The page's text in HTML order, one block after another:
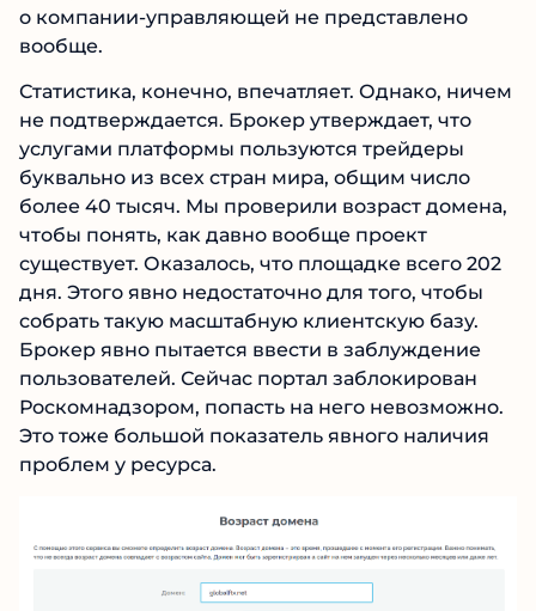
представлено вообще.
Статистика, конечно, впечатляет. Однако,
ничем не подтверждается. Брокер
утверждает, что услугами платформы
пользуются трейдеры буквально из всех стран
мира, общим число более 40 тысяч. Мы
проверили возраст домена, чтобы понять, как
давно вообще проект существует. Оказалось,
что площадке всего 202 дня. Этого явно
недостаточно для того, чтобы собрать такую
масштабную клиентскую базу. Брокер явно
пытается ввести в заблуждение
пользователей. Сейчас портал заблокирован
Роскомнадзором, попасть на него
невозможно. Это тоже большой показатель
явного наличия проблем у ресурса.